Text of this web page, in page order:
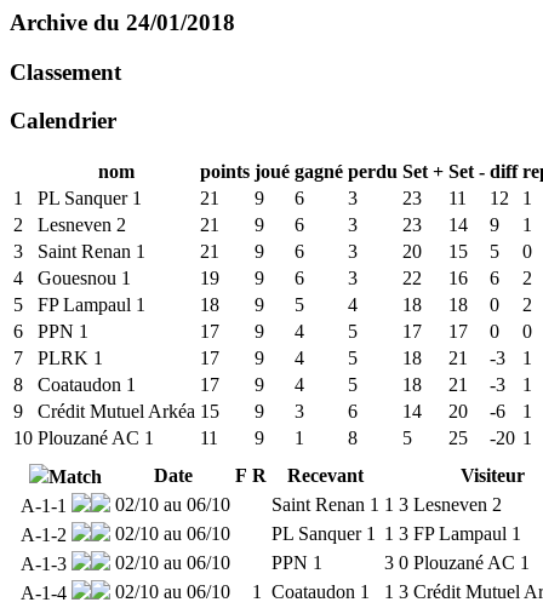
Archive du 24/01/2018
Classement
Calendrier
nom points joué gagné perdu Set + Set - diff
1
PL Sanquer 1 21 9 6 3 23 11 12
1
2
Lesneven 2 21 9 6 3 23 14 9
1
3
Saint Renan 1 21 9 6 3 20 15 5
0
4
Gouesnou 1 19 9 6 3 22 16 6
2
5
FP Lampaul 1 18 9 5 4 18 18 0
2
6
PPN 1 17 9 4 5 17 17 0
0
7
PLRK 1 17 9 4 5 18 21 -3
1
8
Coataudon 1 17 9 4 5 18 21 -3
1
9
Crédit Mutuel Arkéa 15 9 3 6 14 20 -6
1
10 Plouzané AC 1 11 9 1 8 5 25 -20 1
Match
Date F R Recevant
Visiteur
A-1-1
02/10 au 06/10 Saint Renan 1 1 3 Lesneven 2
A-1-2
02/10 au 06/10 PL Sanquer 1 1 3 FP Lampaul 1
A-1-3
02/10 au 06/10 PPN 1 3 0 Plouzané AC 1
A-1-4
02/10 au 06/10 1 Coataudon 1 1 3 Crédit Mutuel